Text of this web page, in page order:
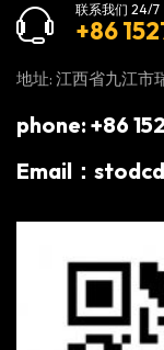
联系我们 24/7
+86
地址: 江西省九江市
phone: +86
Email：